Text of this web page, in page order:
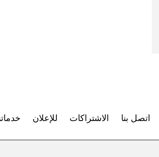
اتصل بنا الاشتراكات للإعلان